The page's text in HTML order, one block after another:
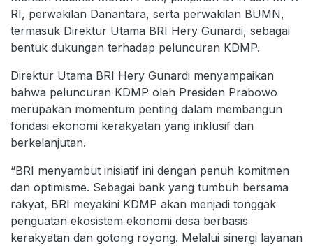
RI, perwakilan Danantara, serta perwakilan BUMN,
termasuk Direktur Utama BRI Hery Gunardi, sebagai
bentuk dukungan terhadap peluncuran KDMP.
Direktur Utama BRI Hery Gunardi menyampaikan
bahwa peluncuran KDMP oleh Presiden Prabowo
merupakan momentum penting dalam membangun
fondasi ekonomi kerakyatan yang inklusif dan
berkelanjutan.
“BRI menyambut inisiatif ini dengan penuh komitmen
dan optimisme. Sebagai bank yang tumbuh bersama
rakyat, BRI meyakini KDMP akan menjadi tonggak
penguatan ekosistem ekonomi desa berbasis
kerakyatan dan gotong royong. Melalui sinergi layanan